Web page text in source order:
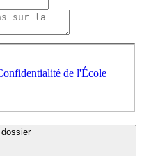
de l'École
Envoyer votre dossier